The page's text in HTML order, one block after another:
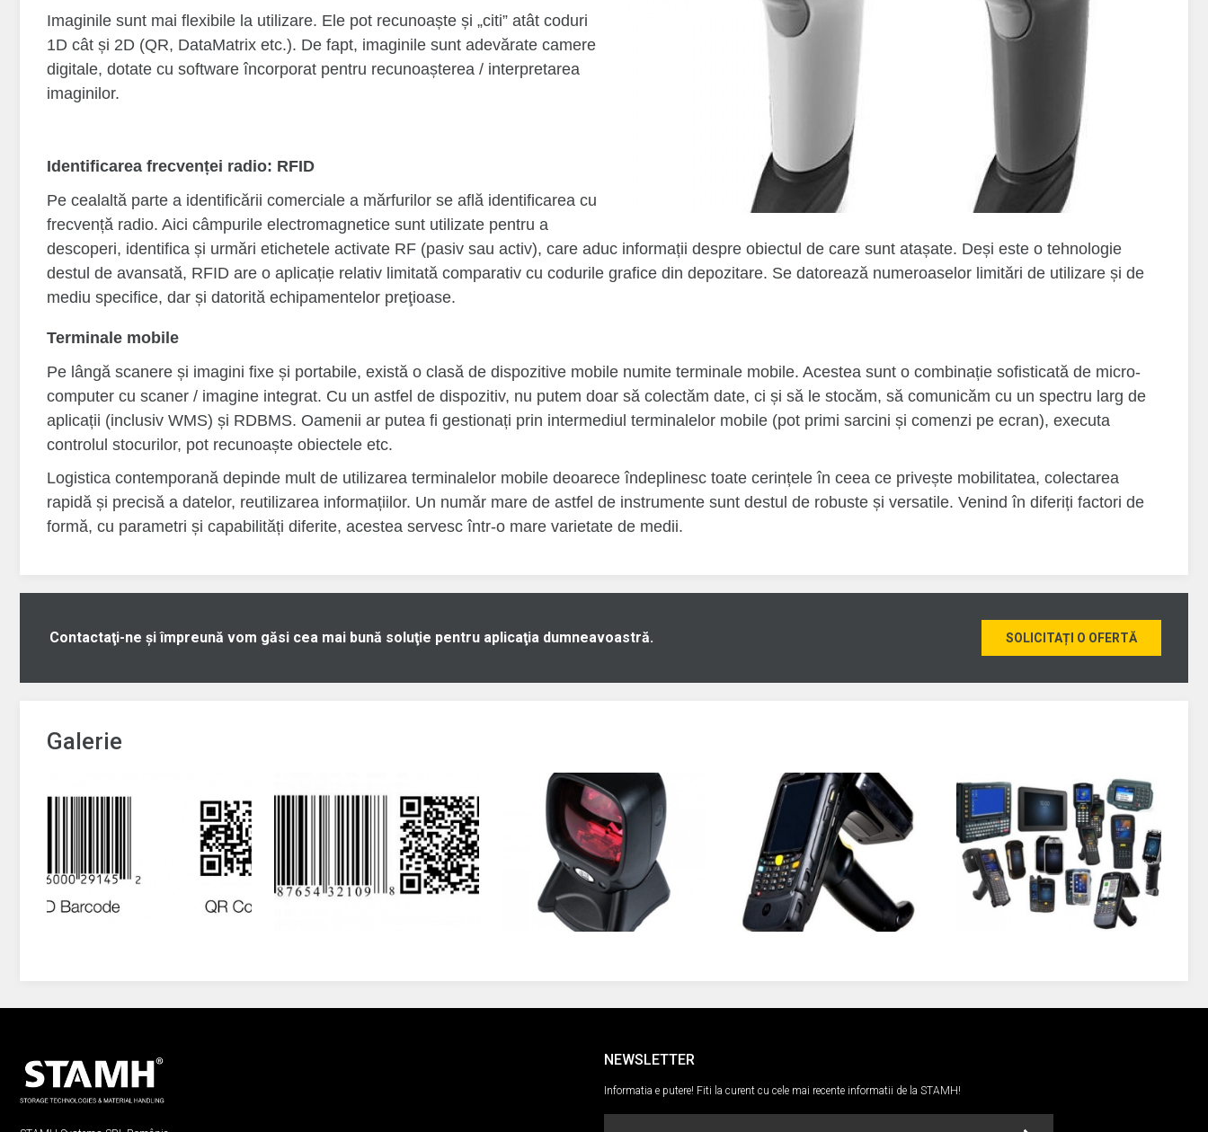
Imaginile sunt mai flexibile la utilizare. Ele pot recunoaște și „citi” atât coduri
1D cât și 2D (QR, DataMatrix etc.). De fapt, imaginile sunt adevărate camere
digitale, dotate cu software încorporat pentru recunoașterea / interpretarea
imaginilor.
Identificarea frecvenței radio: RFID
Pe cealaltă parte a identificării comerciale a mărfurilor se află identificarea cu
frecvență radio. Aici câmpurile electromagnetice sunt utilizate pentru a
descoperi, identifica și urmări etichetele activate RF (pasiv sau activ), care aduc informații despre obiectul de care sunt atașate. Deși este o tehnologie
destul de avansată, RFID are o aplicație relativ limitată comparativ cu codurile grafice din depozitare. Se datorează numeroaselor limitări de utilizare și de
mediu specifice, dar și datorită echipamentelor preţioase.
Terminale mobile
Pe lângă scanere și imagini fixe și portabile, există o clasă de dispozitive mobile numite terminale mobile. Acestea sunt o combinație sofisticată de micro-
computer cu scaner / imagine integrat. Cu un astfel de dispozitiv, nu putem doar să colectăm date, ci și să le stocăm, să comunicăm cu un spectru larg de
aplicații (inclusiv WMS) și RDBMS. Oamenii ar putea fi gestionați prin intermediul terminalelor mobile (pot primi sarcini și comenzi pe ecran), executa
controlul stocurilor, pot recunoaște obiectele etc.
Logistica contemporană depinde mult de utilizarea terminalelor mobile deoarece îndeplinesc toate cerințele în ceea ce privește mobilitatea, colectarea
rapidă și precisă a datelor, reutilizarea informațiilor. Un număr mare de astfel de instrumente sunt destul de robuste și versatile. Venind în diferiți factori de
formă, cu parametri și capabilități diferite, acestea servesc într-o mare varietate de medii.
Contactaţi-ne şi împreună vom găsi cea mai bună soluţie pentru aplicaţia dumneavoastră. SOLICITAȚI O OFERTĂ
Galerie
NEWSLETTER
Informatia e putere! Fiti la curent cu cele mai recente informatii de la STAMH!